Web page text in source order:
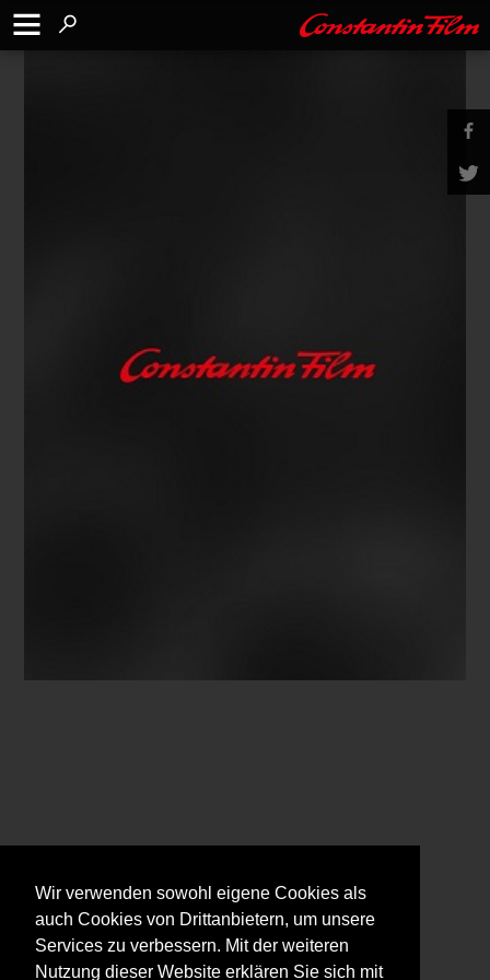
Wir verwenden sowohl eigene Cookies als
auch Cookies von Drittanbietern, um unsere
Services zu verbessern. Mit der weiteren
Nutzung dieser Website erklären Sie sich mit